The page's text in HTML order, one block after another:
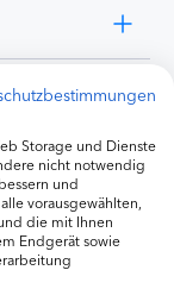
Storage und Dienste
nicht notwendig
und
vorausgewählten,
die mit Ihnen
Endgerät sowie